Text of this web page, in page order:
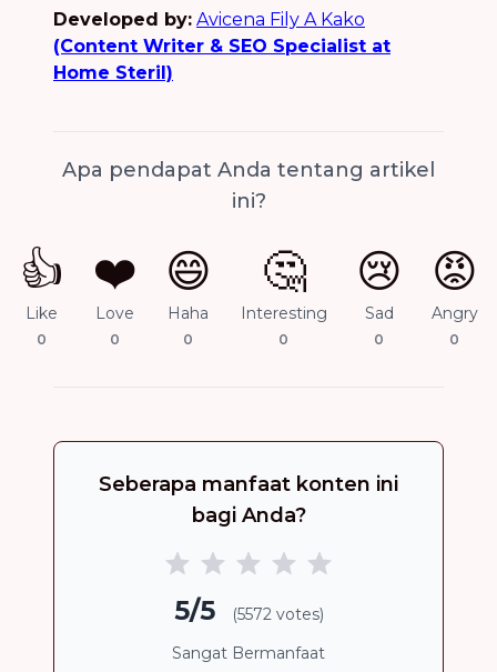
Developed by: Avicena Fily A Kako
(Content Writer & SEO Specialist at
Home Steril)
Apa pendapat Anda tentang artikel
ini?
👍
Like
0
❤️
Love
0
😄
Haha
0
🤔
Interesting
0
😢
Sad
0
😡
Angry
0
Seberapa manfaat konten ini
bagi Anda?
5/5
(5572 votes)
Sangat Bermanfaat